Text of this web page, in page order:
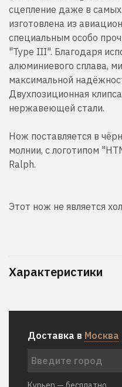
сцепление даже в самых
изготовлена из
специальным особо
"Type III". Благодаря
алюминиевого сплава,
максимальной
Двухпозиционная
нержавеющей стали.
Нож поставляется в
молнии, с логотипом
Ralph.
Этот нож не является
Характеристики
Доставка в Москва